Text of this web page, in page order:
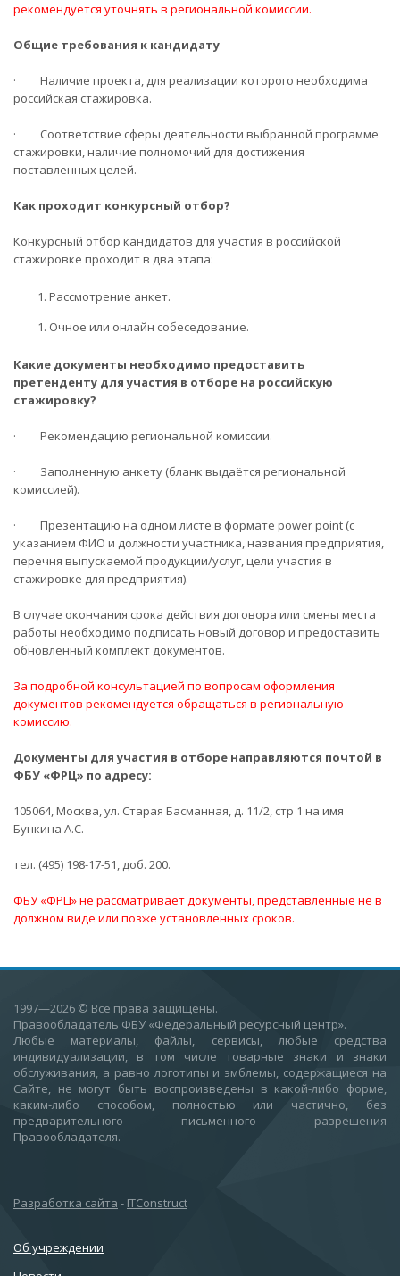
рекомендуется уточнять в региональной комиссии.
Общие требования к кандидату
· Наличие проекта, для реализации которого необходима
российская стажировка.
· Соответствие сферы деятельности выбранной программе
стажировки, наличие полномочий для достижения
поставленных целей.
Как проходит конкурсный отбор?
Конкурсный отбор кандидатов для участия в российской
стажировке проходит в два этапа:
Рассмотрение анкет.
Очное или онлайн собеседование.
Какие документы необходимо предоставить
претенденту для участия в отборе на российскую
стажировку?
· Рекомендацию региональной комиссии.
· Заполненную анкету (бланк выдаётся региональной
комиссией).
· Презентацию на одном листе в формате power point (с
указанием ФИО и должности участника, названия предприятия,
перечня выпускаемой продукции/услуг, цели участия в
стажировке для предприятия).
В случае окончания срока действия договора или смены места
работы необходимо подписать новый договор и предоставить
обновленный комплект документов.
За подробной консультацией по вопросам оформления
документов рекомендуется обращаться в региональную
комиссию.
Документы для участия в отборе направляются почтой в
ФБУ «ФРЦ» по адресу:
105064, Москва, ул. Старая Басманная, д. 11/2, стр 1 на имя
Бункина А.С.
тел. (495) 198-17-51, доб. 200.
ФБУ «ФРЦ» не рассматривает документы, представленные не в
должном виде или позже установленных сроков.
1997—2026 © Все права защищены.
Правообладатель ФБУ «Федеральный ресурсный центр».
Любые материалы, файлы, сервисы, любые средства
индивидуализации, в том числе товарные знаки и знаки
обслуживания, а равно логотипы и эмблемы, содержащиеся на
Сайте, не могут быть воспроизведены в какой-либо форме,
каким-либо способом, полностью или частично, без
предварительного письменного разрешения
Правообладателя.
Разработка сайта - ITConstruct
Об учреждении